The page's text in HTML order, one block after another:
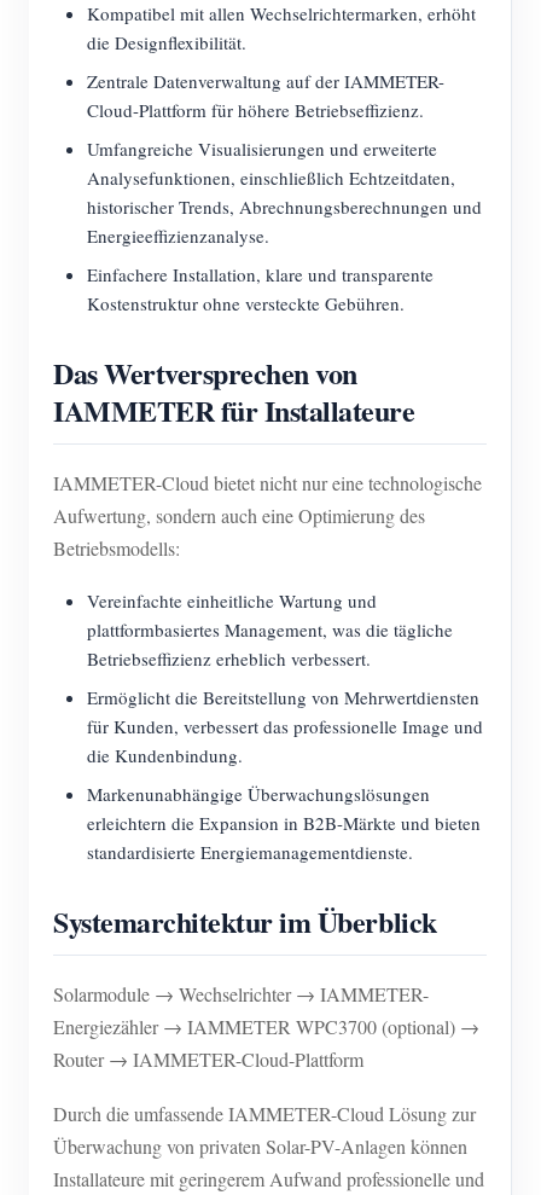
Kompatibel mit allen Wechselrichtermarken, erhöht
die Designflexibilität.
Zentrale Datenverwaltung auf der IAMMETER-
Cloud-Plattform für höhere Betriebseffizienz.
Umfangreiche Visualisierungen und erweiterte
Analysefunktionen, einschließlich Echtzeitdaten,
historischer Trends, Abrechnungsberechnungen und
Energieeffizienzanalyse.
Einfachere Installation, klare und transparente
Kostenstruktur ohne versteckte Gebühren.
Das Wertversprechen von
IAMMETER für Installateure
IAMMETER-Cloud bietet nicht nur eine technologische
Aufwertung, sondern auch eine Optimierung des
Betriebsmodells:
Vereinfachte einheitliche Wartung und
plattformbasiertes Management, was die tägliche
Betriebseffizienz erheblich verbessert.
Ermöglicht die Bereitstellung von Mehrwertdiensten
für Kunden, verbessert das professionelle Image und
die Kundenbindung.
Markenunabhängige Überwachungslösungen
erleichtern die Expansion in B2B-Märkte und bieten
standardisierte Energiemanagementdienste.
Systemarchitektur im Überblick
Solarmodule → Wechselrichter → IAMMETER-
Energiezähler → IAMMETER WPC3700 (optional) →
Router → IAMMETER-Cloud-Plattform
Durch die umfassende IAMMETER-Cloud Lösung zur
Überwachung von privaten Solar-PV-Anlagen können
Installateure mit geringerem Aufwand professionelle und